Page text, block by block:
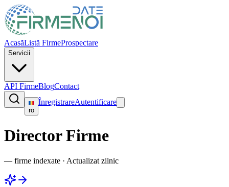
AcasăListă FirmeProspectare
Servicii
API FirmeBlogContact
ro
ÎnregistrareAutentificare
Director Firme
— firme indexate · Actualizat zilnic